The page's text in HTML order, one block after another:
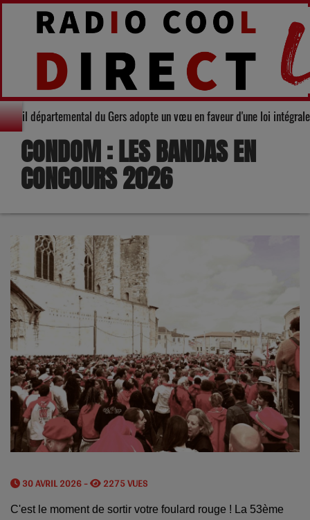
: Le Conseil départemental du Gers adopte un vœu en faveur d'une
CONDOM : LES BANDAS EN
CONCOURS 2026
30 AVRIL 2026 - 2275 VUES
C'est le moment de sortir votre foulard rouge ! La 53ème